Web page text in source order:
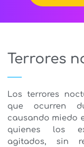
Terrores
Los terrores
que ocurren
causando miedo
quienes los
agitados, sin